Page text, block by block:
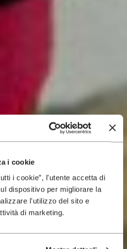
i cookie
i cookie”, l'utente accetta di
dispositivo per migliorare la
l'utilizzo del sito e
di marketing.